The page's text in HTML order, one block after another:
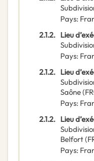
Pays:
2.1.2. Lieu
Pays:
2.1.2. Lieu
Saône(
Pays:
2.1.2. Lieu
Belfort(
Pays: